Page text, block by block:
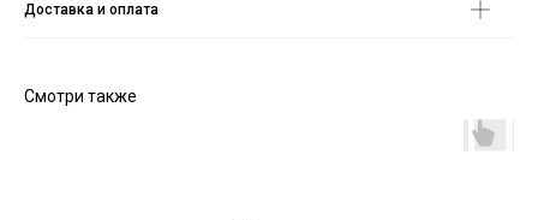
Доставка и оплата
Смотри также